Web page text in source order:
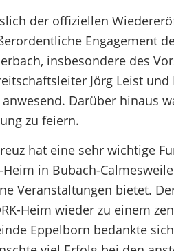
der offiziellen
Engagement
insbesondere des
Jörg Leist
Darüber hinaus
zu feiern.
hat eine sehr wichtige
Heim in Bubach-
Veranstaltungen bietet.
Heim wieder zu einem
Eppelborn bedankte